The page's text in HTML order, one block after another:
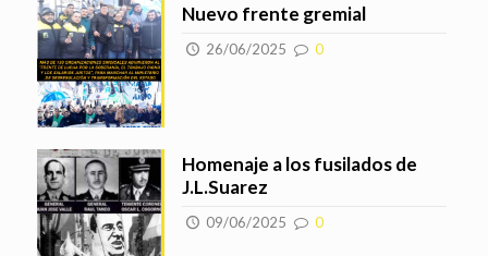
Nuevo frente gremial
26/06/2025 0
Homenaje a los fusilados de
J.L.Suarez
09/06/2025 0